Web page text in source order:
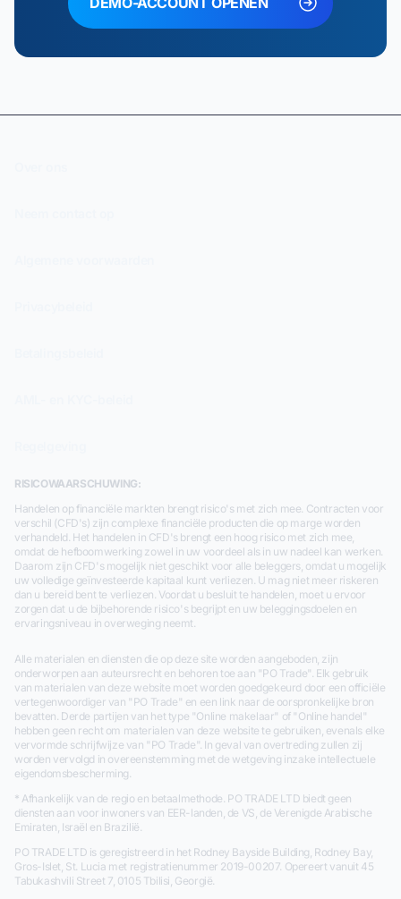
RISICOWAARSCHUWING:
Handelen op financiële markten brengt risico's met zich mee. Contracten voor
verschil (CFD's) zijn complexe financiële producten die op marge worden
verhandeld. Het handelen in CFD's brengt een hoog risico met zich mee,
omdat de hefboomwerking zowel in uw voordeel als in uw nadeel kan werken.
Daarom zijn CFD's mogelijk niet geschikt voor alle beleggers, omdat u mogelijk
uw volledige geïnvesteerde kapitaal kunt verliezen. U mag niet meer riskeren
dan u bereid bent te verliezen. Voordat u besluit te handelen, moet u ervoor
zorgen dat u de bijbehorende risico's begrijpt en uw beleggingsdoelen en
ervaringsniveau in overweging neemt.
Alle materialen en diensten die op deze site worden aangeboden, zijn
onderworpen aan auteursrecht en behoren toe aan "PO Trade". Elk gebruik
van materialen van deze website moet worden goedgekeurd door een officiële
vertegenwoordiger van "PO Trade" en een link naar de oorspronkelijke bron
bevatten. Derde partijen van het type "Online makelaar" of "Online handel"
hebben geen recht om materialen van deze website te gebruiken, evenals elke
vervormde schrijfwijze van "PO Trade". In geval van overtreding zullen zij
worden vervolgd in overeenstemming met de wetgeving inzake intellectuele
eigendomsbescherming.
* Afhankelijk van de regio en betaalmethode. PO TRADE LTD biedt geen
diensten aan voor inwoners van EER-landen, de VS, de Verenigde Arabische
Emiraten, Israël en Brazilië.
PO TRADE LTD is geregistreerd in het Rodney Bayside Building, Rodney Bay,
Gros-Islet, St. Lucia met registratienummer 2019-00207. Opereert vanuit 45
Tabukashvili Street 7, 0105 Tbilisi, Georgië.